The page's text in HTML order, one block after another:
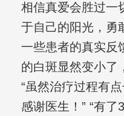
相信真爱会胜过一
于自己的阳光，勇
一些患者的真实反
的白斑显然变小了
“虽然治疗过程有
感谢医生！” “有